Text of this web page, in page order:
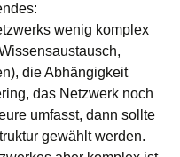
wenig komplex
die Abhängigkeit
das Netzwerk noch
umfasst, dann sollte
gewählt werden.